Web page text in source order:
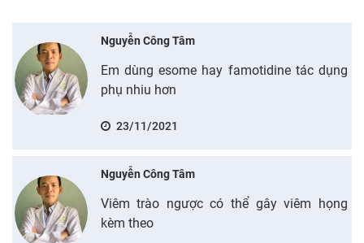
Nguyễn Công Tâm
Em dùng esome hay famotidine tác dụng
phụ nhiu hơn
23/11/2021
Nguyễn Công Tâm
Viêm trào ngược có thể gây viêm họng
kèm theo